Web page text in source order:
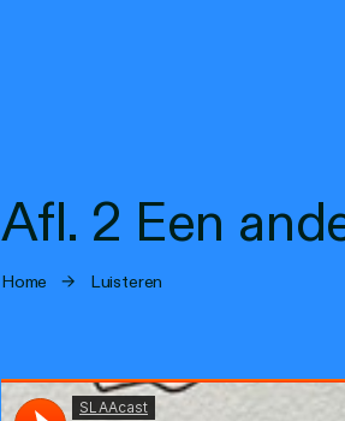
Afl. 2 Een
Home → Luisteren